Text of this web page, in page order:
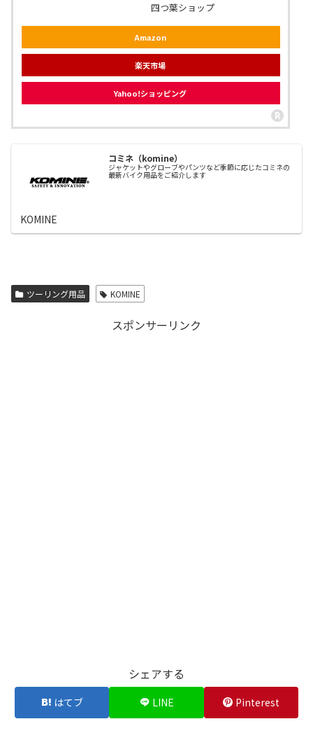
四つ葉ショップ
Amazon
楽天市場
Yahoo!ショッピング
コミネ（komine）
ジャケットやグローブやパンツなど季節に応じたコミネの
最新バイク用品をご紹介します
KOMINE
ツーリング用品 KOMINE
スポンサーリンク
シェアする
はてブ LINE Pinterest